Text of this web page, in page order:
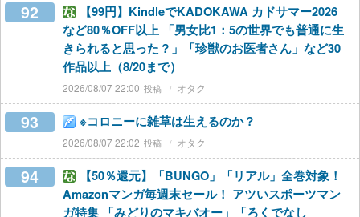
92
【99円】KindleでKADOKAWA カドサマー2026
など80％OFF以上 「男女比1：5の世界でも普通に生
きられると思った？」「珍獣のお医者さん」など30
作品以上（8/20まで）
2026/08/07 22:00 オタク
93 ※コロニーに雑草は生えるのか？
2026/08/07 22:02 オタク
94
【50％還元】「BUNGO」「リアル」全巻対象！
Amazonマンガ毎週末セール！ アツいスポーツマン
ガ特集 「みどりのマキバオー」「ろくでなし